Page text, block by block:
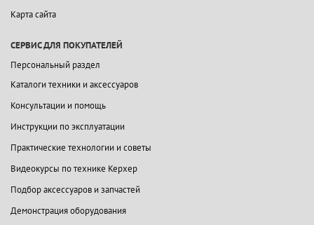
Карта сайта
СЕРВИС ДЛЯ ПОКУПАТЕЛЕЙ
Персональный раздел
Каталоги техники и аксессуаров
Консультации и помощь
Инструкции по эксплуатации
Практические технологии и советы
Видеокурсы по технике Керхер
Подбор аксессуаров и запчастей
Демонстрация оборудования